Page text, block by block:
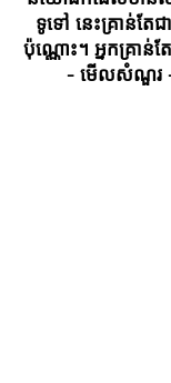
ទូទៅ នេះគ្រាន់តែ
ប៉ុណ្ណោះ។ អ្នកគ្រា
- មើលសំណួរ -